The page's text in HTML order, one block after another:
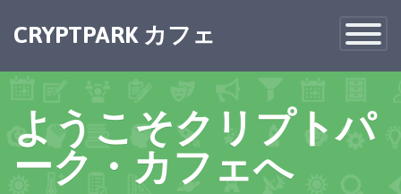
Toggle
CRYPTPARK カフェ ×
ようこそクリプトパ
ーク・カフェへ